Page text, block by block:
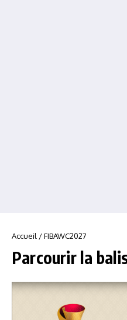
Accueil /FIBAWC2027
Parcourir la